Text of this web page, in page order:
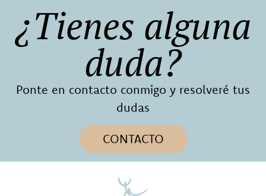
¿Tienes alguna
duda?
Ponte en contacto conmigo y resolveré tus
dudas
CONTACTO